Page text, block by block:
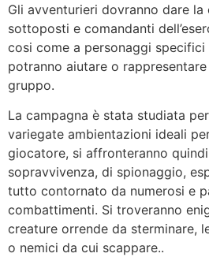
Gli avventurieri dovranno dare la
sottoposti e comandanti
cosi come a personaggi
potranno aiutare o
gruppo.
La campagna è stata studiata
variegate ambientazioni ideali
giocatore, si affronteranno
sopravvivenza, di spionaggio,
tutto contornato da numerosi e
combattimenti. Si troveranno
creature orrende da sterminare,
o nemici da cui scappare..